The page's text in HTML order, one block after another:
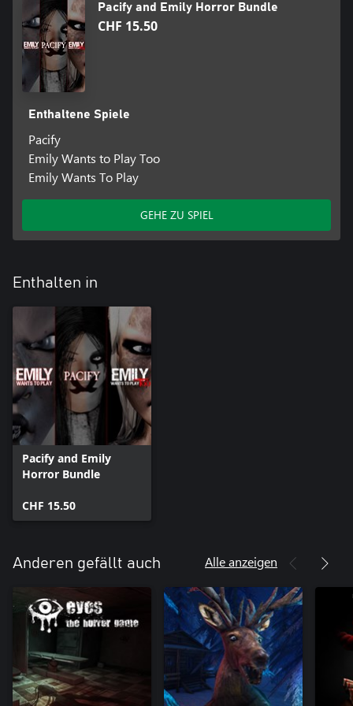
Pacify and Emily Horror Bundle
CHF 15.50
Enthaltene Spiele
Pacify
Emily Wants to Play Too
Emily Wants To Play
GEHE ZU SPIEL
Enthalten in
Pacify and Emily
Horror Bundle
CHF 15.50
Anderen gefällt auch Alle anzeigen